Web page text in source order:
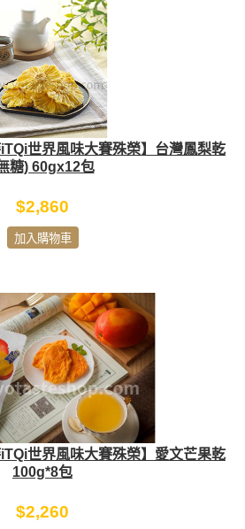
世界風味大賽殊榮】台灣鳳梨乾
糖) 60gx12包
$2,860
加入購物車
世界風味大賽殊榮】愛文芒果乾
100g*8包
$2,260